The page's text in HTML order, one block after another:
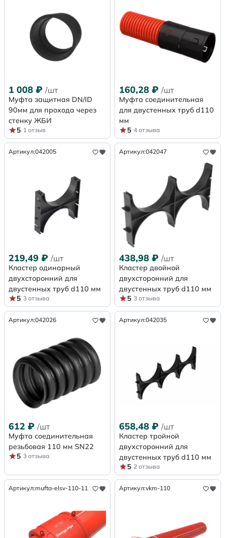
1 008 ₽ /шт
Муфта защитная DN/ID
90мм для прохода через
стенку ЖБИ
5 1 отзыв
160,28 ₽ /шт
Муфта соединительная
для двустенных труб d110
мм
5 4 отзыва
Артикул:042005
219,49 ₽ /шт
Кластер одинарный
двухсторонний для
двустенных труб d110 мм
5 3 отзыва
Артикул:042047
438,98 ₽ /шт
Кластер двойной
двухсторонний для
двустенных труб d110 мм
5 3 отзыва
Артикул:042026
612 ₽ /шт
Муфта соединительная
резьбовая 110 мм SN22
5 3 отзыва
Артикул:042035
658,48 ₽ /шт
Кластер тройной
двухсторонний для
двустенных труб d110 мм
5 2 отзыва
Артикул:mufta-elsv-110-11 Артикул:vkm-110